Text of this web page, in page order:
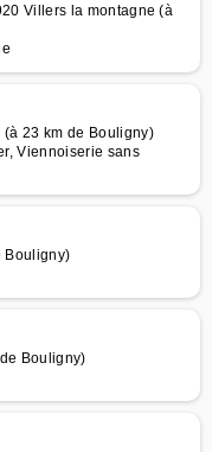
Villers la montagne (à
(à 23 km de Bouligny)
Viennoiserie sans
Bouligny)
Bouligny)